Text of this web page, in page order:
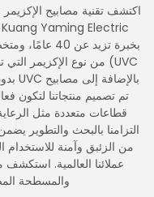
تم تصميم منتجاتنا لتكون
قطاعات متعددة مثل
التزامنا بالبحث والتطوير
من الزئبق وآمنة للاستخدام
عملائنا العالمية. استكشف
والمسطحة